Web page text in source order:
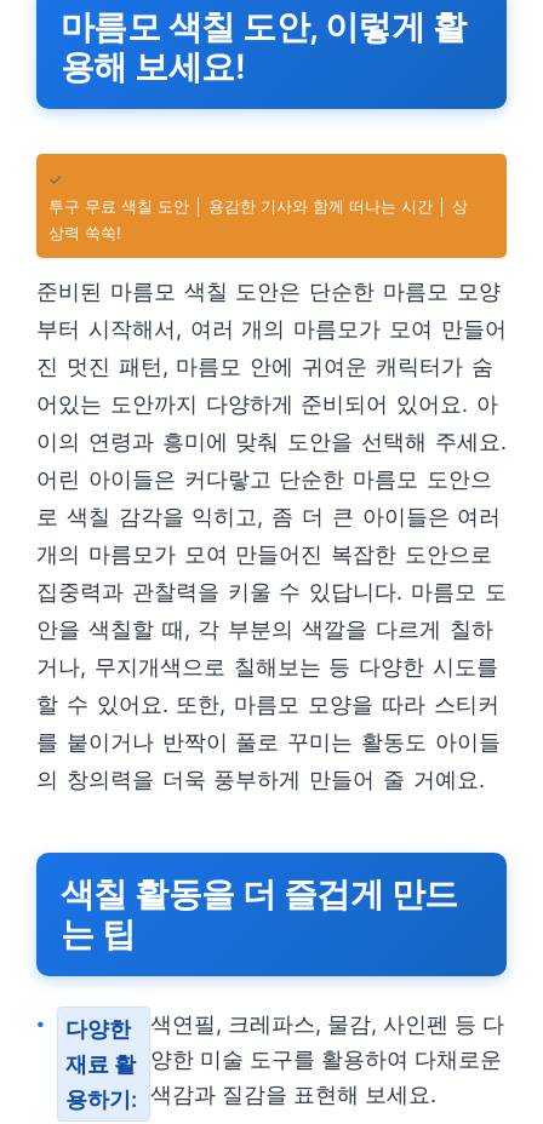
마름모 색칠 도안, 이렇게 활
용해 보세요!
✓
투구 무료 색칠 도안 │ 용감한 기사와 함께 떠나는 시간 │ 상
상력 쑥쑥!
준비된 마름모 색칠 도안은 단순한 마름모 모양
부터 시작해서, 여러 개의 마름모가 모여 만들어
진 멋진 패턴, 마름모 안에 귀여운 캐릭터가 숨
어있는 도안까지 다양하게 준비되어 있어요. 아
이의 연령과 흥미에 맞춰 도안을 선택해 주세요.
어린 아이들은 커다랗고 단순한 마름모 도안으
로 색칠 감각을 익히고, 좀 더 큰 아이들은 여러
개의 마름모가 모여 만들어진 복잡한 도안으로
집중력과 관찰력을 키울 수 있답니다. 마름모 도
안을 색칠할 때, 각 부분의 색깔을 다르게 칠하
거나, 무지개색으로 칠해보는 등 다양한 시도를
할 수 있어요. 또한, 마름모 모양을 따라 스티커
를 붙이거나 반짝이 풀로 꾸미는 활동도 아이들
의 창의력을 더욱 풍부하게 만들어 줄 거예요.
색칠 활동을 더 즐겁게 만드
는 팁
다양한
재료 활
용하기:
색연필, 크레파스, 물감, 사인펜 등 다
양한 미술 도구를 활용하여 다채로운
색감과 질감을 표현해 보세요.